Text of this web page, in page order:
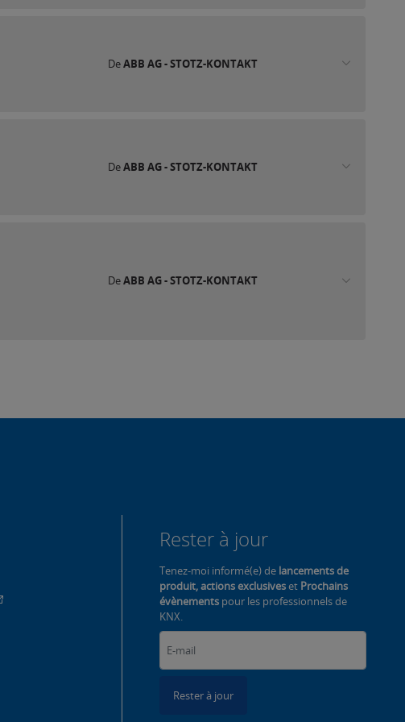
DeABB AG - STOTZ-KONTAKT
DeABB AG - STOTZ-KONTAKT
DeABB AG - STOTZ-KONTAKT
Rester à jour
Tenez-moi informé(e) de lancements de
produit, actions exclusiveset Prochains
évènements pour les professionnels de
KNX.
Rester à jour